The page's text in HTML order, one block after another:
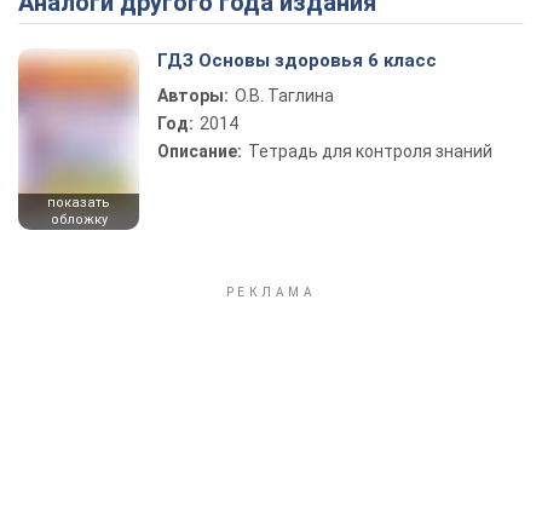
показать
обложку
ГДЗ Основы здоровья 6 класс
Авторы: О.В. Таглина
Год: 2014
Описание: Тетрадь для контроля знаний